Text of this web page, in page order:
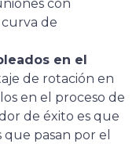
con
curva de
en el
de rotación en
en el proceso de
de éxito es que
pasan por el